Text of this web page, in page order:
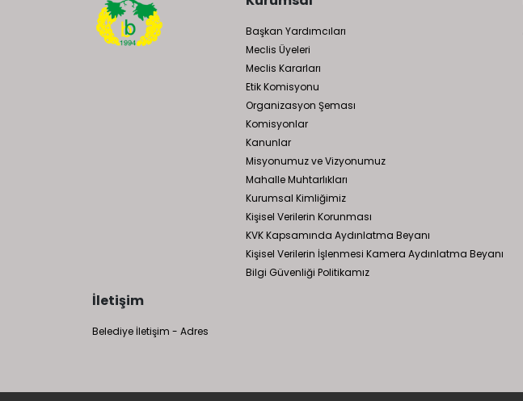
Başkan Yardımcıları
Meclis Üyeleri
Meclis Kararları
Etik Komisyonu
Organizasyon Şeması
Komisyonlar
Kanunlar
Misyonumuz ve Vizyonumuz
Mahalle Muhtarlıkları
Kurumsal Kimliğimiz
Kişisel Verilerin Korunması
KVK Kapsamında Aydınlatma Beyanı
Kişisel Verilerin İşlenmesi Kamera Aydınlatma Beyanı
Bilgi Güvenliği Politikamız
İletişim
Belediye İletişim - Adres